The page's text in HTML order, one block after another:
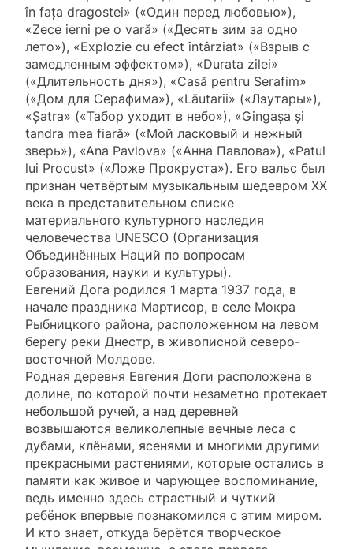
în fața dragostei» («Один перед любовью»),
«Zece ierni pe o vară» («Десять зим за одно
лето»), «Explozie cu efect întârziat» («Взрыв с
замедленным эффектом»), «Durata zilei»
(«Длительность дня»), «Casă pentru Serafim»
(«Дом для Серафима»), «Lăutarii» («Лэутары»),
«Șatra» («Табор уходит в небо»), «Gingașa și
tandra mea fiară» («Мой ласковый и нежный
зверь»), «Ana Pavlova» («Анна Павлова»), «Patul
lui Procust» («Ложе Прокруста»). Его вальс был
признан четвёртым музыкальным шедевром XX
века в представительном списке
материального культурного наследия
человечества UNESCO (Организация
Объединённых Наций по вопросам
образования, науки и культуры).
Евгений Дога родился 1 марта 1937 года, в
начале праздника Мартисор, в селе Мокра
Рыбницкого района, расположенном на левом
берегу реки Днестр, в живописной северо-
восточной Молдове.
Родная деревня Евгения Доги расположена в
долине, по которой почти незаметно протекает
небольшой ручей, а над деревней
возвышаются великолепные вечные леса с
дубами, клёнами, ясенями и многими другими
прекрасными растениями, которые остались в
памяти как живое и чарующее воспоминание,
ведь именно здесь страстный и чуткий
ребёнок впервые познакомился с этим миром.
И кто знает, откуда берётся творческое